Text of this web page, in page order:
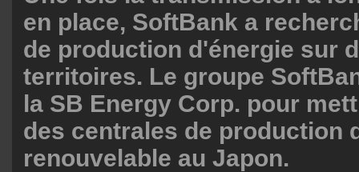
en place, SoftBank a
de production d'énergie sur
territoires. Le groupe
la SB Energy Corp. pour
des centrales de production
renouvelable au Japon.